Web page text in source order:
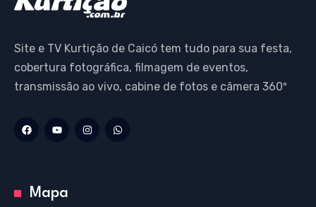
Site e TV Kurtição de Caicó tem tudo para sua festa,
cobertura fotográfica, filmagem de eventos,
transmissão ao vivo, cabine de fotos e câmera 360º
Mapa